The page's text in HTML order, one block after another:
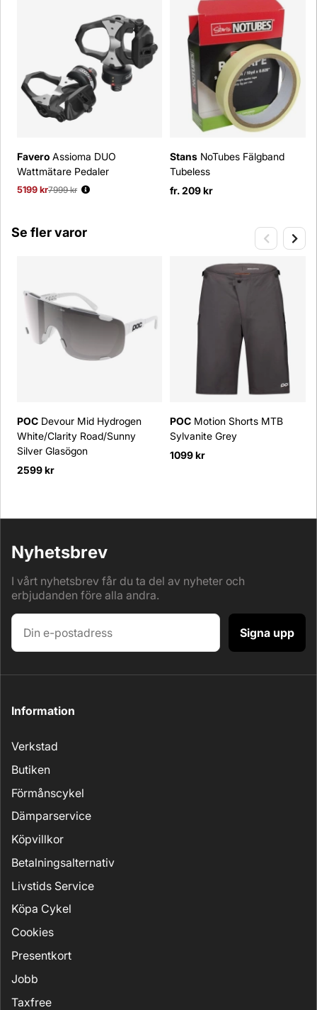
Favero Assioma DUO
Wattmätare Pedaler
5199 kr
Ordinarie pris:
7999 kr
Stans NoTubes Fälgband
Tubeless
fr. 209 kr
Se fler varor
POC Devour Mid Hydrogen
White/Clarity Road/Sunny
Silver Glasögon
2599 kr
POC Motion Shorts MTB
Sylvanite Grey
1099 kr
Nyhetsbrev
I vårt nyhetsbrev får du ta del av nyheter och
erbjudanden före alla andra.
Signa upp
Information
Verkstad
Butiken
Förmånscykel
Dämparservice
Köpvillkor
Betalningsalternativ
Livstids Service
Köpa Cykel
Cookies
Presentkort
Jobb
Taxfree